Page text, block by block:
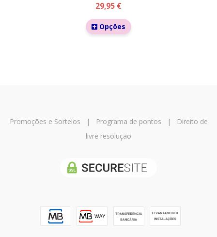
29,95 €
Opções
Promoções e Sorteios | Programa de pontos |
Direito de
livre resolução